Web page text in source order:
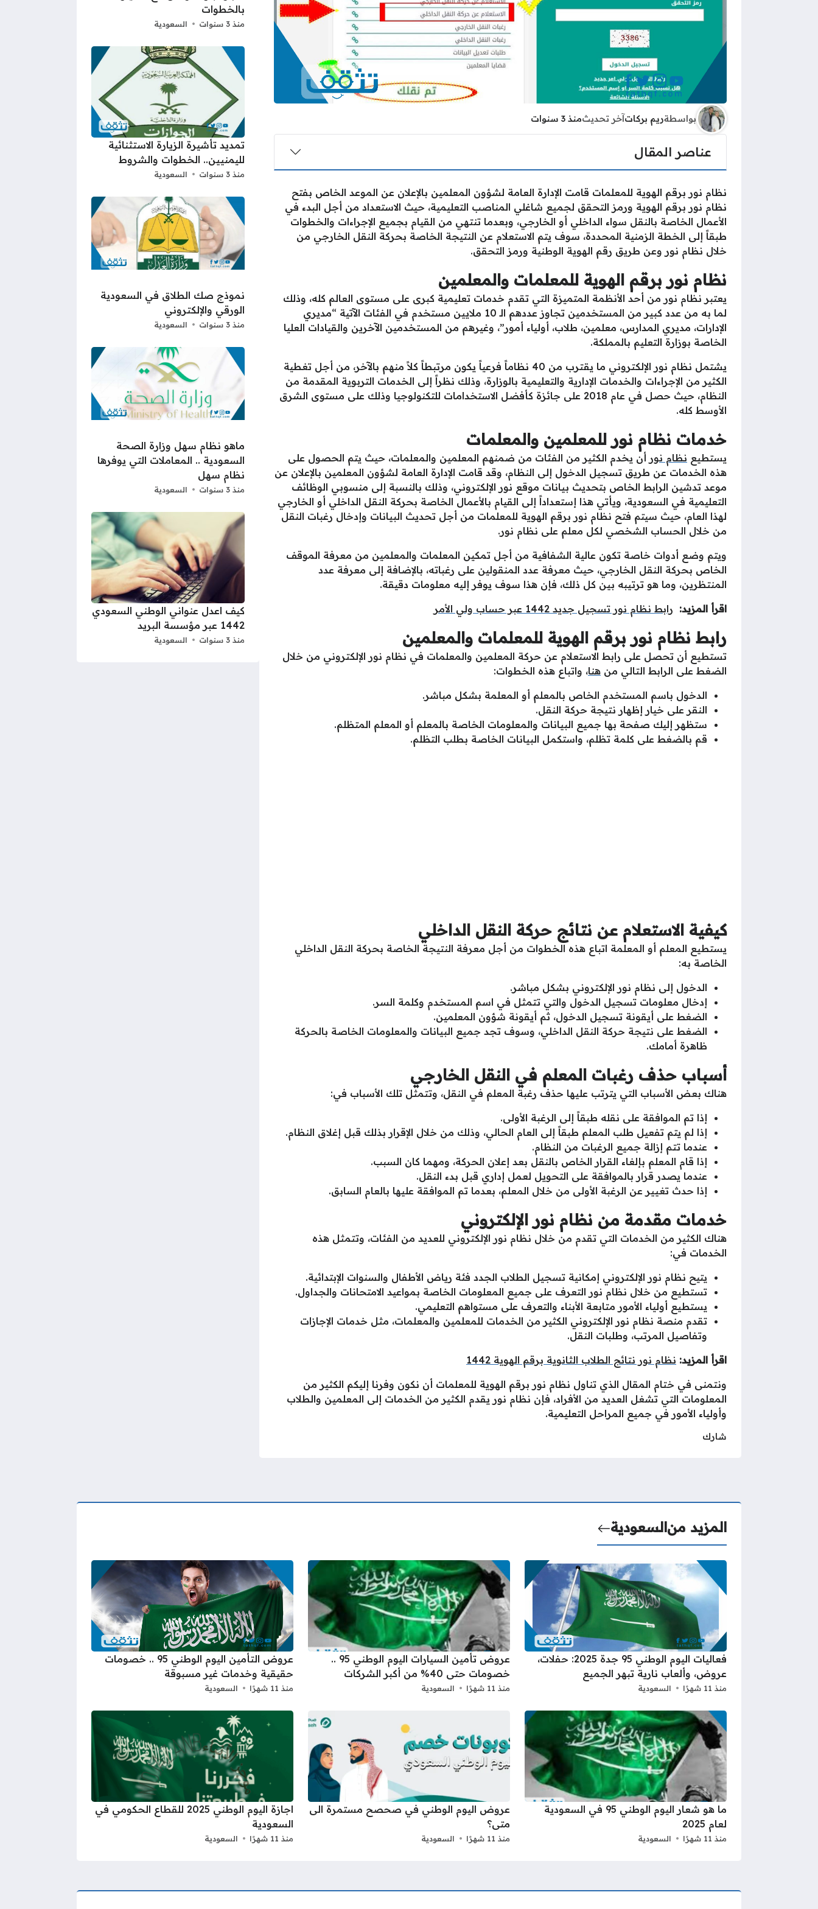
بالخطوات
منذ 3 سنوات السعودية
تمديد تأشيرة الزيارة الاستثنائية
لليمنيين.. الخطوات والشروط
منذ 3 سنوات السعودية
نموذج صك الطلاق في السعودية
الورقي والإلكتروني
منذ 3 سنوات السعودية
ماهو نظام سهل وزارة الصحة
السعودية .. المعاملات التي يوفرها
نظام سهل
منذ 3 سنوات السعودية
كيف اعدل عنواني الوطني السعودي
1442 عبر مؤسسة البريد
منذ 3 سنوات السعودية
بواسطةريم بركاتآخر تحديثمنذ 3 سنوات
عناصر المقال
نظام نور برقم الهوية للمعلمات قامت الإدارة العامة لشؤون المعلمين بالإعلان عن الموعد الخاص بفتح
نظام نور برقم الهوية ورمز التحقق لجميع شاغلي المناصب التعليمية، حيث الاستعداد من أجل البدء في
الأعمال الخاصة بالنقل سواء الداخلي أو الخارجي، وبعدما تنتهي من القيام بجميع الإجراءات والخطوات
طبقاً إلى الخطة الزمنية المحددة، سوف يتم الاستعلام عن النتيجة الخاصة بحركة النقل الخارجي من
خلال نظام نور وعن طريق رقم الهوية الوطنية ورمز التحقق.
نظام نور برقم الهوية للمعلمات والمعلمين
يعتبر نظام نور من أحد الأنظمة المتميزة التي تقدم خدمات تعليمية كبرى على مستوى العالم كله، وذلك
لما به من عدد كبير من المستخدمين تجاوز عددهم الـ 10 ملايين مستخدم في الفئات الآتية “مديري
الإدارات، مديري المدارس، معلمين، طلاب، أولياء أمور”، وغيرهم من المستخدمين الآخرين والقيادات العليا
الخاصة بوزارة التعليم بالمملكة.
يشتمل نظام نور الإلكتروني ما يقترب من 40 نظاماً فرعياً يكون مرتبطاً كلاً منهم بالآخر، من أجل تغطية
الكثير من الإجراءات والخدمات الإدارية والتعليمية بالوزارة، وذلك نظراً إلى الخدمات التربوية المقدمة من
النظام، حيث حصل في عام 2018 على جائزة كأفضل الاستخدامات للتكنولوجيا وذلك على مستوى الشرق
الأوسط كله.
خدمات نظام نور للمعلمين والمعلمات
يستطيع نظام نور أن يخدم الكثير من الفئات من ضمنهم المعلمين والمعلمات، حيث يتم الحصول على
هذه الخدمات عن طريق تسجيل الدخول إلى النظام، وقد قامت الإدارة العامة لشؤون المعلمين بالإعلان عن
موعد تدشين الرابط الخاص بتحديث بيانات موقع نور الإلكتروني، وذلك بالنسبة إلى منسوبي الوظائف
التعليمية في السعودية، ويأتي هذا إستعداداً إلى القيام بالأعمال الخاصة بحركة النقل الداخلي أو الخارجي
لهذا العام، حيث سيتم فتح نظام نور برقم الهوية للمعلمات من أجل تحديث البيانات وإدخال رغبات النقل
من خلال الحساب الشخصي لكل معلم على نظام نور.
ويتم وضع أدوات خاصة تكون عالية الشفافية من أجل تمكين المعلمات والمعلمين من معرفة الموقف
الخاص بحركة النقل الخارجي، حيث معرفة عدد المنقولين على رغباته، بالإضافة إلى معرفة عدد
المنتظرين، وما هو ترتيبه بين كل ذلك، فإن هذا سوف يوفر إليه معلومات دقيقة.
اقرأ المزيد: رابط نظام نور تسجيل جديد 1442 عبر حساب ولي الأمر
رابط نظام نور برقم الهوية للمعلمات والمعلمين
تستطيع أن تحصل على رابط الاستعلام عن حركة المعلمين والمعلمات في نظام نور الإلكتروني من خلال
الضغط على الرابط التالي من هنا، واتباع هذه الخطوات:
الدخول باسم المستخدم الخاص بالمعلم أو المعلمة بشكل مباشر.
النقر على خيار إظهار نتيجة حركة النقل.
ستظهر إليك صفحة بها جميع البيانات والمعلومات الخاصة بالمعلم أو المعلم المتظلم.
قم بالضغط على كلمة تظلم، واستكمل البيانات الخاصة بطلب التظلم.
كيفية الاستعلام عن نتائج حركة النقل الداخلي
يستطيع المعلم أو المعلمة اتباع هذه الخطوات من أجل معرفة النتيجة الخاصة بحركة النقل الداخلي
الخاصة به:
الدخول إلى نظام نور الإلكتروني بشكل مباشر.
إدخال معلومات تسجيل الدخول والتي تتمثل في اسم المستخدم وكلمة السر.
الضغط على أيقونة تسجيل الدخول، ثم أيقونة شؤون المعلمين.
الضغط على نتيجة حركة النقل الداخلي، وسوف تجد جميع البيانات والمعلومات الخاصة بالحركة
ظاهرة أمامك.
أسباب حذف رغبات المعلم في النقل الخارجي
هناك بعض الأسباب التي يترتب عليها حذف رغبة المعلم في النقل، وتتمثل تلك الأسباب في:
إذا تم الموافقة على نقله طبقاً إلى الرغبة الأولى.
إذا لم يتم تفعيل طلب المعلم طبقاً إلى العام الحالي، وذلك من خلال الإقرار بذلك قبل إغلاق النظام.
عندما تتم إزالة جميع الرغبات من النظام.
إذا قام المعلم بإلغاء القرار الخاص بالنقل بعد إعلان الحركة، ومهما كان السبب.
عندما يصدر قرار بالموافقة على التحويل لعمل إداري قبل بدء النقل.
إذا حدث تغيير عن الرغبة الأولى من خلال المعلم، بعدما تم الموافقة عليها بالعام السابق.
خدمات مقدمة من نظام نور الإلكتروني
هناك الكثير من الخدمات التي تقدم من خلال نظام نور الإلكتروني للعديد من الفئات، وتتمثل هذه
الخدمات في:
يتيح نظام نور الإلكتروني إمكانية تسجيل الطلاب الجدد فئة رياض الأطفال والسنوات الإبتدائية.
تستطيع من خلال نظام نور التعرف على جميع المعلومات الخاصة بمواعيد الامتحانات والجداول.
يستطيع أولياء الأمور متابعة الأبناء والتعرف على مستواهم التعليمي.
تقدم منصة نظام نور الإلكتروني الكثير من الخدمات للمعلمين والمعلمات، مثل خدمات الإجازات
وتفاصيل المرتب، وطلبات النقل.
اقرأ المزيد: نظام نور نتائج الطلاب الثانوية برقم الهوية 1442
ونتمنى في ختام المقال الذي تناول نظام نور برقم الهوية للمعلمات أن نكون وفرنا إليكم الكثير من
المعلومات التي تشغل العديد من الأفراد، فإن نظام نور يقدم الكثير من الخدمات إلى المعلمين والطلاب
وأولياء الأمور في جميع المراحل التعليمية.
شارك
المزيد منالسعودية
فعاليات اليوم الوطني 95 جدة 2025: حفلات،
عروض، وألعاب نارية تبهر الجميع
منذ 11 شهرًا السعودية
عروض تأمين السيارات اليوم الوطني 95 ..
خصومات حتى 40% من أكبر الشركات
منذ 11 شهرًا السعودية
عروض التأمين اليوم الوطني 95 .. خصومات
حقيقية وخدمات غير مسبوقة
منذ 11 شهرًا السعودية
ما هو شعار اليوم الوطني 95 في السعودية
لعام 2025
منذ 11 شهرًا السعودية
عروض اليوم الوطني في صحصح مستمرة الى
متى؟
منذ 11 شهرًا السعودية
اجازة اليوم الوطني 2025 للقطاع الحكومي في
السعودية
منذ 11 شهرًا السعودية